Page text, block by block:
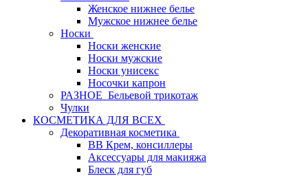
Женское нижнее белье
Мужское нижнее белье
Носки
Носки женские
Носки мужские
Носки унисекс
Носочки капрон
РАЗНОЕ_Бельевой трикотаж
Чулки
КОСМЕТИКА ДЛЯ ВСЕХ
Декоративная косметика
BB Крем, консиллеры
Аксессуары для макияжа
Блеск для губ